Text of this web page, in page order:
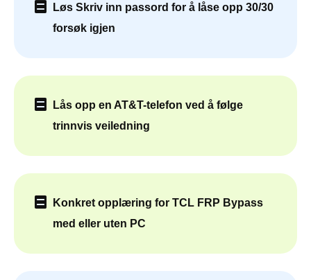
Løs Skriv inn passord for å låse opp 30/30
forsøk igjen
Lås opp en AT&T-telefon ved å følge
trinnvis veiledning
Konkret opplæring for TCL FRP Bypass
med eller uten PC